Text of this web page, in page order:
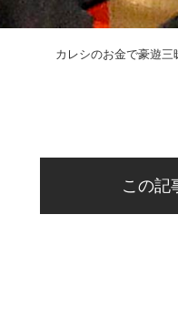
カレシのお金で豪遊三
この記